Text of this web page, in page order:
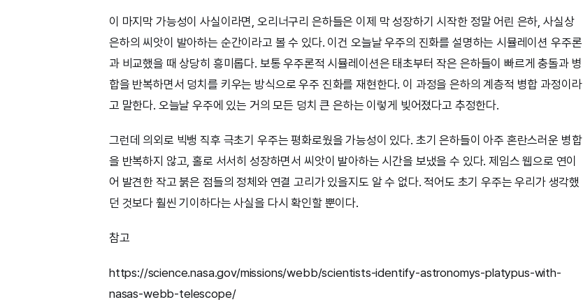
이 마지막 가능성이 사실이라면, 오리너구리 은하들은 이제 막 성장하기 시작한 정말 어린 은하, 사실상
은하의 씨앗이 발아하는 순간이라고 볼 수 있다. 이건 오늘날 우주의 진화를 설명하는 시뮬레이션 우주론
과 비교했을 때 상당히 흥미롭다. 보통 우주론적 시뮬레이션은 태초부터 작은 은하들이 빠르게 충돌과 병
합을 반복하면서 덩치를 키우는 방식으로 우주 진화를 재현한다. 이 과정을 은하의 계층적 병합 과정이라
고 말한다. 오늘날 우주에 있는 거의 모든 덩치 큰 은하는 이렇게 빚어졌다고 추정한다.
그런데 의외로 빅뱅 직후 극초기 우주는 평화로웠을 가능성이 있다. 초기 은하들이 아주 혼란스러운 병합
을 반복하지 않고, 홀로 서서히 성장하면서 씨앗이 발아하는 시간을 보냈을 수 있다. 제임스 웹으로 연이
어 발견한 작고 붉은 점들의 정체와 연결 고리가 있을지도 알 수 없다. 적어도 초기 우주는 우리가 생각했
던 것보다 훨씬 기이하다는 사실을 다시 확인할 뿐이다.
참고
https://science.nasa.gov/missions/webb/scientists-identify-astronomys-platypus-with-
nasas-webb-telescope/